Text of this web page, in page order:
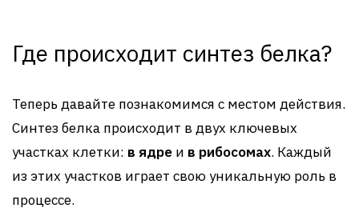
Где происходит синтез белка?
Теперь давайте познакомимся с местом действия.
Синтез белка происходит в двух ключевых
участках клетки: в ядре и в рибосомах. Каждый
из этих участков играет свою уникальную роль в
процессе.